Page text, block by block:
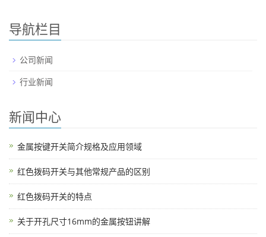
导航栏目
公司新闻
行业新闻
新闻中心
金属按键开关简介规格及应用领域
红色拨码开关与其他常规产品的区别
红色拨码开关的特点
关于开孔尺寸16mm的金属按钮讲解